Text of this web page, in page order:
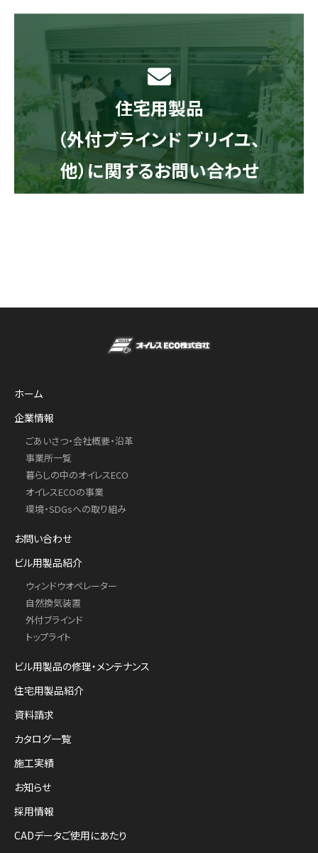
住宅用製品
（外付ブラインド ブリイユ、
他）に関するお問い合わせ
ホーム
企業情報
ごあいさつ・会社概要・沿革
事業所一覧
暮らしの中のオイレスECO
オイレスECOの事業
環境・SDGsへの取り組み
お問い合わせ
ビル用製品紹介
ウィンドウオペレーター
自然換気装置
外付ブラインド
トップライト
ビル用製品の修理・メンテナンス
住宅用製品紹介
資料請求
カタログ一覧
施工実績
お知らせ
採用情報
CADデータご使用にあたり